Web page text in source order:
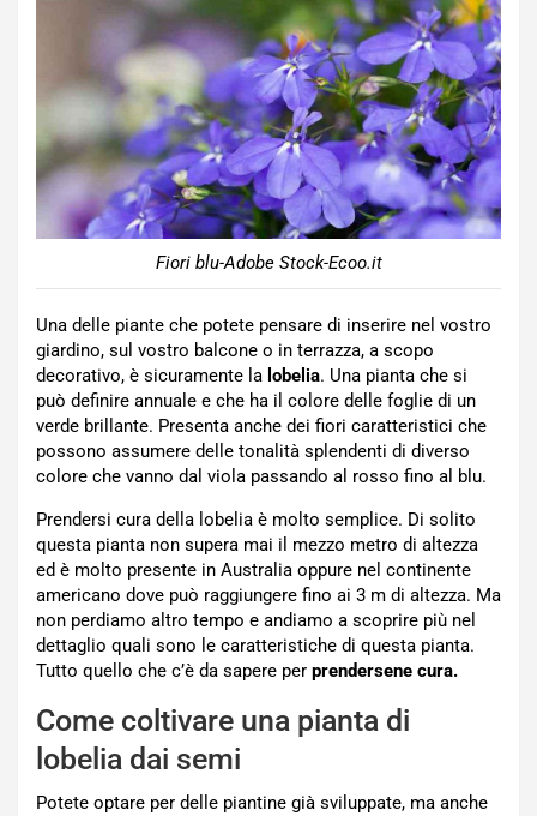
Fiori blu-Adobe Stock-Ecoo.it
Una delle piante che potete pensare di inserire nel vostro
giardino, sul vostro balcone o in terrazza, a scopo
decorativo, è sicuramente la lobelia. Una pianta che si
può definire annuale e che ha il colore delle foglie di un
verde brillante. Presenta anche dei fiori caratteristici che
possono assumere delle tonalità splendenti di diverso
colore che vanno dal viola passando al rosso fino al blu.
Prendersi cura della lobelia è molto semplice. Di solito
questa pianta non supera mai il mezzo metro di altezza
ed è molto presente in Australia oppure nel continente
americano dove può raggiungere fino ai 3 m di altezza. Ma
non perdiamo altro tempo e andiamo a scoprire più nel
dettaglio quali sono le caratteristiche di questa pianta.
Tutto quello che c’è da sapere per prendersene cura.
Come coltivare una pianta di
lobelia dai semi
Potete optare per delle piantine già sviluppate, ma anche